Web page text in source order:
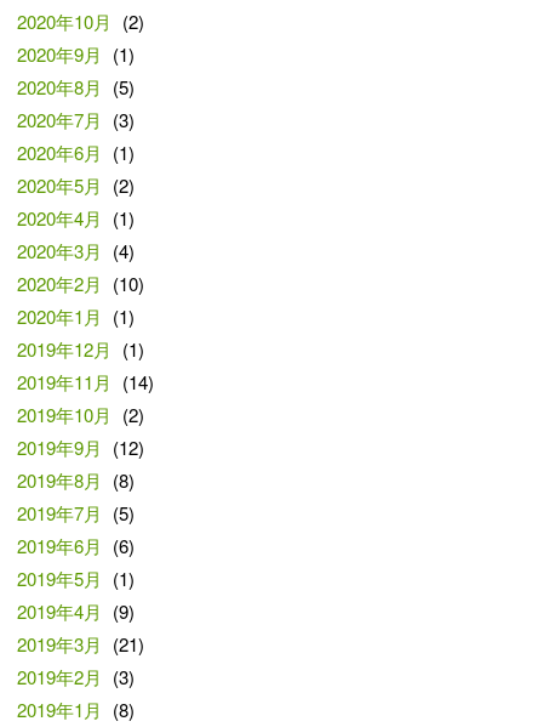
2020年10月
(2)
2020年9月
(1)
2020年8月
(5)
2020年7月
(3)
2020年6月
(1)
2020年5月
(2)
2020年4月
(1)
2020年3月
(4)
2020年2月
(10)
2020年1月
(1)
2019年12月
(1)
2019年11月
(14)
2019年10月
(2)
2019年9月
(12)
2019年8月
(8)
2019年7月
(5)
2019年6月
(6)
2019年5月
(1)
2019年4月
(9)
2019年3月
(21)
2019年2月
(3)
2019年1月
(8)